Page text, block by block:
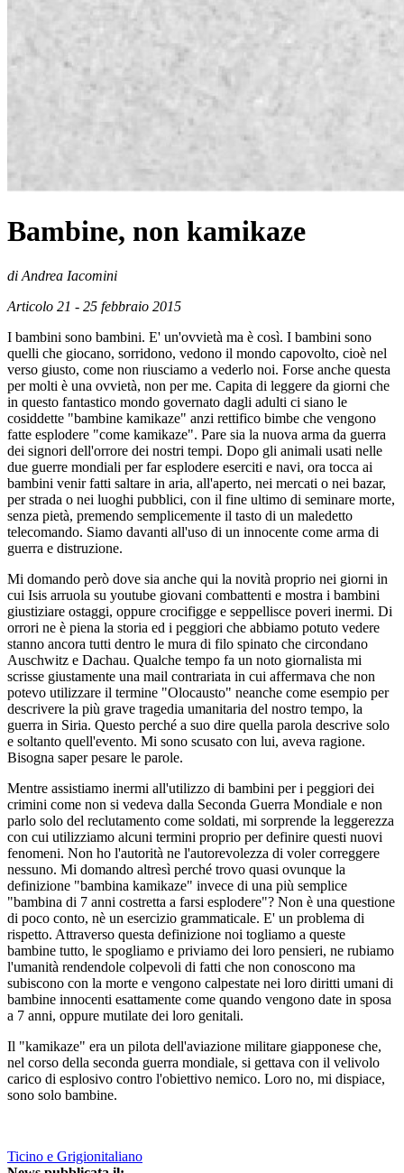
Bambine, non kamikaze
di Andrea Iacomini
Articolo 21 - 25 febbraio 2015
I bambini sono bambini. E' un'ovvietà ma è così. I bambini sono
quelli che giocano, sorridono, vedono il mondo capovolto, cioè nel
verso giusto, come non riusciamo a vederlo noi. Forse anche questa
per molti è una ovvietà, non per me. Capita di leggere da giorni che
in questo fantastico mondo governato dagli adulti ci siano le
cosiddette "bambine kamikaze" anzi rettifico bimbe che vengono
fatte esplodere "come kamikaze". Pare sia la nuova arma da guerra
dei signori dell'orrore dei nostri tempi. Dopo gli animali usati nelle
due guerre mondiali per far esplodere eserciti e navi, ora tocca ai
bambini venir fatti saltare in aria, all'aperto, nei mercati o nei bazar,
per strada o nei luoghi pubblici, con il fine ultimo di seminare morte,
senza pietà, premendo semplicemente il tasto di un maledetto
telecomando. Siamo davanti all'uso di un innocente come arma di
guerra e distruzione.
Mi domando però dove sia anche qui la novità proprio nei giorni in
cui Isis arruola su youtube giovani combattenti e mostra i bambini
giustiziare ostaggi, oppure crocifigge e seppellisce poveri inermi. Di
orrori ne è piena la storia ed i peggiori che abbiamo potuto vedere
stanno ancora tutti dentro le mura di filo spinato che circondano
Auschwitz e Dachau. Qualche tempo fa un noto giornalista mi
scrisse giustamente una mail contrariata in cui affermava che non
potevo utilizzare il termine "Olocausto" neanche come esempio per
descrivere la più grave tragedia umanitaria del nostro tempo, la
guerra in Siria. Questo perché a suo dire quella parola descrive solo
e soltanto quell'evento. Mi sono scusato con lui, aveva ragione.
Bisogna saper pesare le parole.
Mentre assistiamo inermi all'utilizzo di bambini per i peggiori dei
crimini come non si vedeva dalla Seconda Guerra Mondiale e non
parlo solo del reclutamento come soldati, mi sorprende la leggerezza
con cui utilizziamo alcuni termini proprio per definire questi nuovi
fenomeni. Non ho l'autorità ne l'autorevolezza di voler correggere
nessuno. Mi domando altresì perché trovo quasi ovunque la
definizione "bambina kamikaze" invece di una più semplice
"bambina di 7 anni costretta a farsi esplodere"? Non è una questione
di poco conto, nè un esercizio grammaticale. E' un problema di
rispetto. Attraverso questa definizione noi togliamo a queste
bambine tutto, le spogliamo e priviamo dei loro pensieri, ne rubiamo
l'umanità rendendole colpevoli di fatti che non conoscono ma
subiscono con la morte e vengono calpestate nei loro diritti umani di
bambine innocenti esattamente come quando vengono date in sposa
a 7 anni, oppure mutilate dei loro genitali.
Il "kamikaze" era un pilota dell'aviazione militare giapponese che,
nel corso della seconda guerra mondiale, si gettava con il velivolo
carico di esplosivo contro l'obiettivo nemico. Loro no, mi dispiace,
sono solo bambine.
Ticino e Grigionitaliano